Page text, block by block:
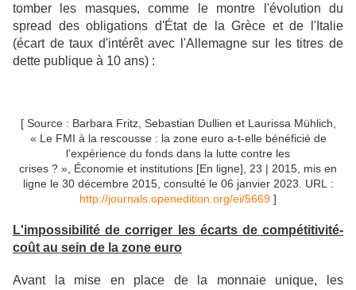
tomber les masques, comme le montre l'évolution du
spread des obligations d'État de la Grèce et de l'Italie
(écart de taux d'intérêt avec l'Allemagne sur les titres de
dette publique à 10 ans) :
[ Source : Barbara Fritz, Sebastian Dullien et Laurissa Mühlich,
« Le FMI à la rescousse : la zone euro a-t-elle bénéficié de
l’expérience du fonds dans la lutte contre les
crises ? », Économie et institutions [En ligne], 23 | 2015, mis en
ligne le 30 décembre 2015, consulté le 06 janvier 2023. URL :
http://journals.openedition.org/ei/5669 ]
L'impossibilité de corriger les écarts de compétitivité-
coût au sein de la zone euro
Avant la mise en place de la monnaie unique, les